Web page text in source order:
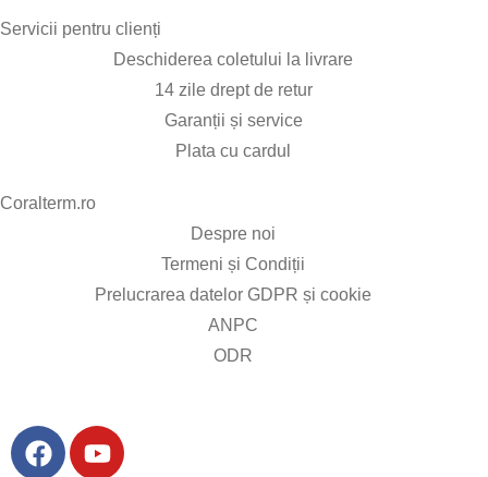
Servicii pentru clienți​
Deschiderea coletului la livrare
14 zile drept de retur
Garanții și service
Plata cu cardul
Coralterm.ro​
Despre noi
Termeni și Condiții
Prelucrarea datelor GDPR și cookie
ANPC
ODR